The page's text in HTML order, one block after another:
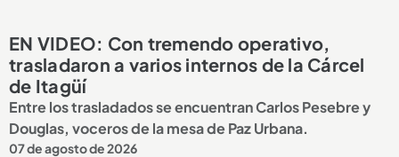
EN VIDEO: Con tremendo operativo,
trasladaron a varios internos de la Cárcel
de Itagüí
Entre los trasladados se encuentran Carlos Pesebre y
Douglas, voceros de la mesa de Paz Urbana.
07 de agosto de 2026